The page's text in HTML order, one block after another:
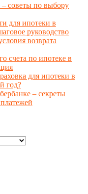
советы по выбору
для ипотеки в
руководство
возврата
счета по ипотеке в
для ипотеки в
год?
– секреты